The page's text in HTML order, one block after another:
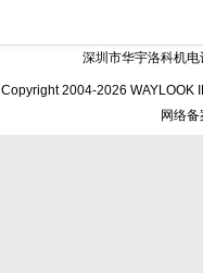
深圳市华宇洛科机
Copyright 2004-2026 WAYLOOK
网络